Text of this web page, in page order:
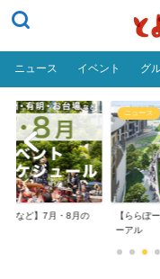
ニュース イベント グ
場など】7月・8月の
ニュース
【ららぽ
ーアル